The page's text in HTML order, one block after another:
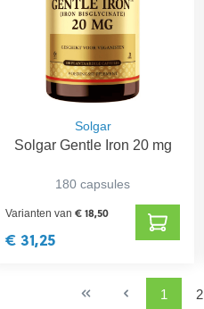
Solgar
Solgar Gentle Iron 20 mg
180 capsules
Varianten van€ 18,50
€ 31,25
1 2